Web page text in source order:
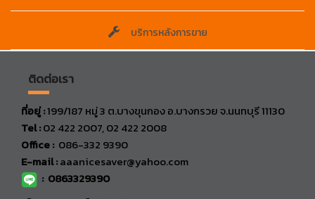
บริการหลังการขาย
ติดต่อเรา
ที่อยู่ :199/187 หมู่ 3 ต.บางขุนกอง อ.บางกรวย จ.นนทบุรี 11130
Tel :02 422 2007, 02 422 2008
Office : 086-332 9390
E-mail :aaanicesaver@yahoo.com
: 0863329390